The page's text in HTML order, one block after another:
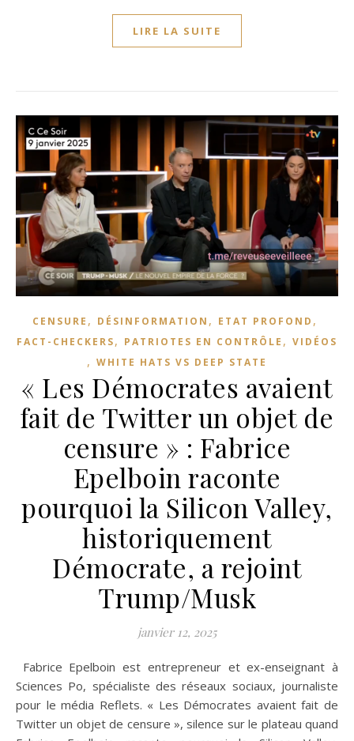
LIRE LA SUITE
CENSURE , DÉSINFORMATION , ETAT PROFOND ,
FACT-CHECKERS, PATRIOTES EN CONTRÔLE , VIDÉOS
, WHITE HATS VS DEEP STATE
« Les Démocrates avaient
fait de Twitter un objet de
censure » : Fabrice
Epelboin raconte
pourquoi la Silicon Valley,
historiquement
Démocrate, a rejoint
Trump/Musk
janvier 12, 2025
Fabrice Epelboin est entrepreneur et ex-enseignant à
Sciences Po, spécialiste des réseaux sociaux, journaliste
pour le média Reflets. « Les Démocrates avaient fait de
Twitter un objet de censure », silence sur le plateau quand